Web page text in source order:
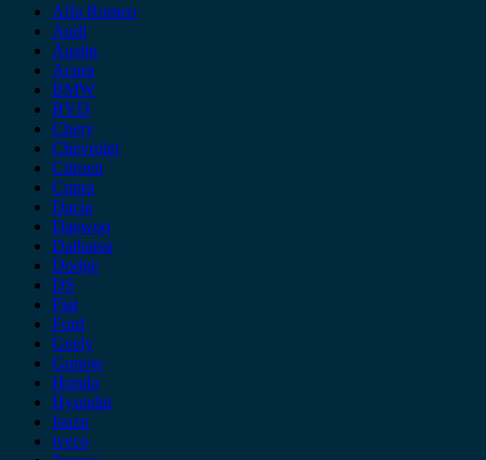
Alfa Romeo
Audi
Austin
Acura
BMW
BYD
Chery
Chevrolet
Citroen
Cupra
Dacia
Daewoo
Daihatsu
Dodge
DS
Fiat
Ford
Geely
Gonow
Honda
Hyundai
Isuzu
iveco